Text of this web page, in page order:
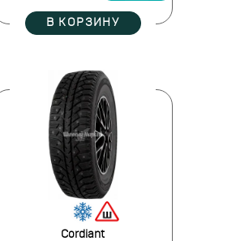
В КОРЗИНУ
Cordiant